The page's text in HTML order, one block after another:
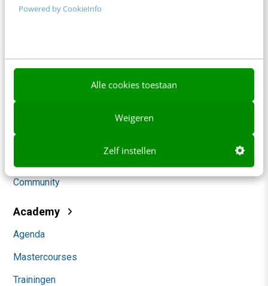
Powered by CookieInfo
Alle cookies toestaan
Weigeren
Zelf instellen
Content & Communicatie
Social
Community
Academy
Agenda
Mastercourses
Trainingen